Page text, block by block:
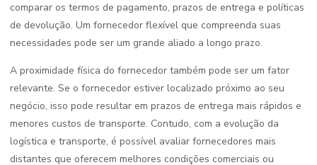
comparar os termos de pagamento, prazos de entrega e políticas
de devolução. Um fornecedor flexível que compreenda suas
necessidades pode ser um grande aliado a longo prazo.
A proximidade física do fornecedor também pode ser um fator
relevante. Se o fornecedor estiver localizado próximo ao seu
negócio, isso pode resultar em prazos de entrega mais rápidos e
menores custos de transporte. Contudo, com a evolução da
logística e transporte, é possível avaliar fornecedores mais
distantes que oferecem melhores condições comerciais ou